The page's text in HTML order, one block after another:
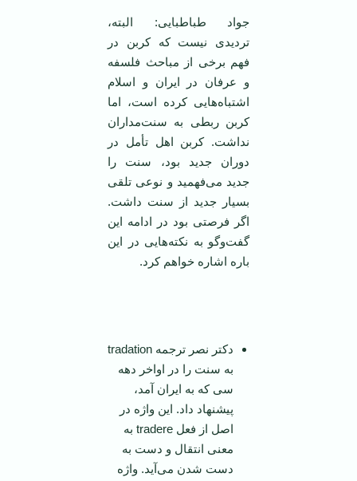
جواد طباطبایی: البته،
تردیدی نیست که کربن در
فهم برخی از مباحث فلسفه
و عرفان در ایران و اسلام
اشتباه‌هایی کرده است، اما
کربن ربطی به سنت‌مداران
نداشت. کربن اهل تأمل در
دوران جدید بود، سنت را
جدید می‌فهمید و نوعی تلقی
بسیار جدید از سنت داشت.
اگر فرصتی بود در ادامه این
گفت‌وگو به نکته‌هایی در این
باره اشاره خواهم کرد.
دكتر نصر ترجمه tradation
به سنت را در اواخر دهه
سی كه به ایران آمد،
پیشنهاد داد. این واژه در
اصل از فعل tradere به
معنی انتقال و دست به
دست شدن می‌آید. واژه